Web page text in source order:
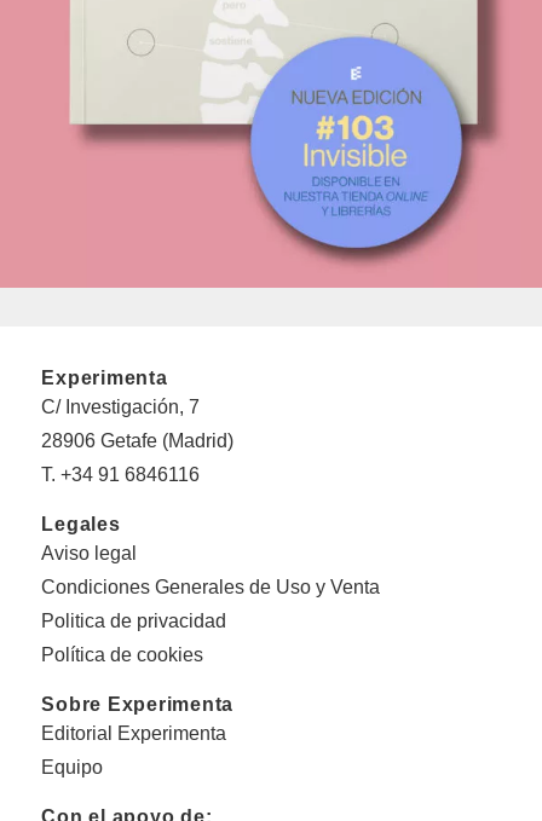
Experimenta
C/ Investigación, 7
28906 Getafe (Madrid)
T. +34 91 6846116
Legales
Aviso legal
Condiciones Generales de Uso y Venta
Politica de privacidad
Política de cookies
Sobre Experimenta
Editorial Experimenta
Equipo
Con el apoyo de: